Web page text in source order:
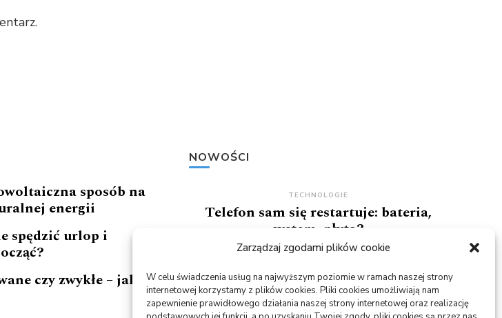
Zarządzaj zgodami plików cookie
W celu świadczenia usług na najwyższym poziomie w ramach naszej strony
internetowej korzystamy z plików cookies. Pliki cookies umożliwiają nam
zapewnienie prawidłowego działania naszej strony internetowej oraz realizację
sposób na
energii
spędzić urlop i
czy zwykłe – jakie
NOWOŚCI
TECHNOLOGIE
Telefon sam się restartuje: bateria,
system, płyta?
05/08/2026
USŁUGI
PR dla marki osobistej, gdy social